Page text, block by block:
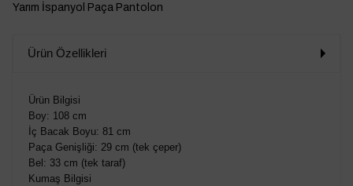
VER
Yarım İspanyol Paça Pantolon
Ürün Özellikleri
Ürün Bilgisi
Boy: 108 cm
İç Bacak Boyu: 81 cm
Paça Genişliği: 29 cm (tek çeper)
Bel: 33 cm (tek taraf)
Kumaş Bilgisi